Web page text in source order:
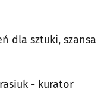
dla sztuki, szansa
- kurator